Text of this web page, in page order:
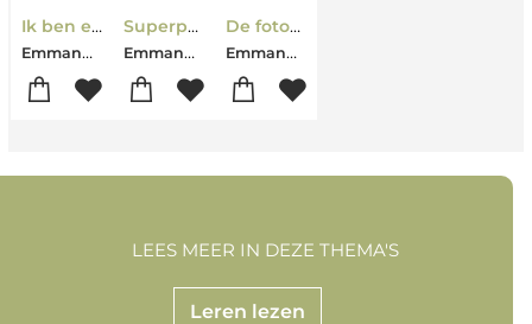
Ik ben een ezel
Emmanuel Guibert
Superpaard
Emmanuel Guibert
De fotograaf
Emmanuel Guibert
Leren lezen
LEES MEER IN DEZE THEMA'S